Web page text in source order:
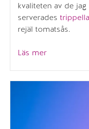
kvaliteten av de
serverades
rejäl tomatsås.
Läs mer”Ryggbiff